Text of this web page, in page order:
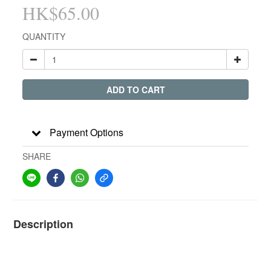
HK$65.00
QUANTITY
ADD TO CART
Payment Options
SHARE
Description